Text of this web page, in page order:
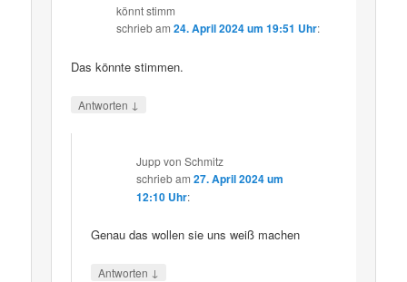
könnt stimm
schriebam24. April 2024 um 19:51 Uhr:
Das könnte stimmen.
Antworten ↓
Jupp von Schmitz
schriebam27. April 2024 um
12:10 Uhr:
Genau das wollen sie uns weiß machen
Antworten ↓